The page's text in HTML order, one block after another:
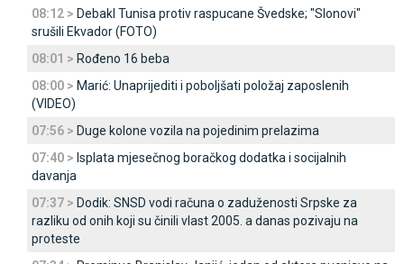
08:12 > Debakl Tunisa protiv raspucane Švedske; "Slonovi"
srušili Ekvador (FOTO)
08:01 > Rođeno 16 beba
08:00 > Marić: Unaprijediti i poboljšati položaj zaposlenih
(VIDEO)
07:56 > Duge kolone vozila na pojedinim prelazima
07:40 > Isplata mjesečnog boračkog dodatka i socijalnih
davanja
07:37 > Dodik: SNSD vodi računa o zaduženosti Srpske za
razliku od onih koji su činili vlast 2005. a danas pozivaju na
proteste